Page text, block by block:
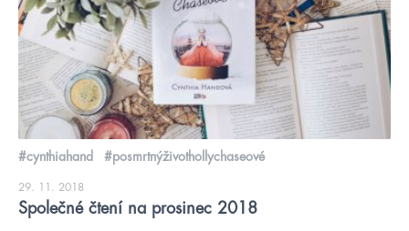
#cynthiahand #posmrtnýživothollychaseové
29. 11. 2018
Společné čtení na prosinec 2018